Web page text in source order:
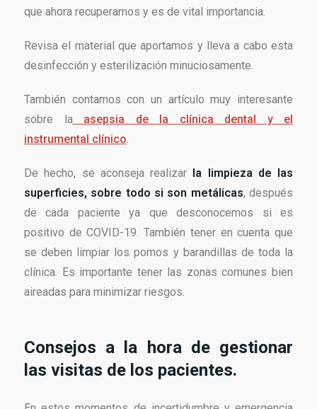
que ahora recuperamos y es de vital importancia.
Revisa el material que aportamos y lleva a cabo esta
desinfección y esterilización minuciosamente.
También contamos con un artículo muy interesante
sobre laasepsia de la clínica dental y el
instrumental clínico.
De hecho, se aconseja realizar la limpieza de las
superficies, sobre todo si son metálicas, después
de cada paciente ya que desconocemos si es
positivo de COVID-19. También tener en cuenta que
se deben limpiar los pomos y barandillas de toda la
clínica. Es importante tener las zonas comunes bien
aireadas para minimizar riesgos.
Consejos a la hora de gestionar
las visitas de los pacientes.